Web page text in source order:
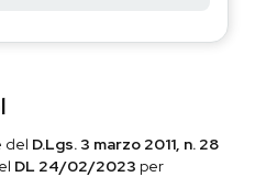
del D.Lgs. 3 marzo 2011, n. 28
DL 24/02/2023 per